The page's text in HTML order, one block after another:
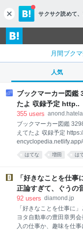
c
l
o
s
サクサク読めて、
月間ブク
人気
ブックマーカー図
たよ 収録予定 http..
355 users
ブックマーカー図鑑
えてたよ 収録予定
に渡してるプロンプト
API 高すぎ！ Terraで
円超えちゃう！1000人
う！ その点ChatGPT
https://b.hatena.ne.jp/
はてな 増田 は
「好きなことを仕
正論すぎて、ぐうの
92 users diamond.jp
「好きなことを仕事に
ヨタ自動車の豊田章男
入の仕事か、趣味を仕